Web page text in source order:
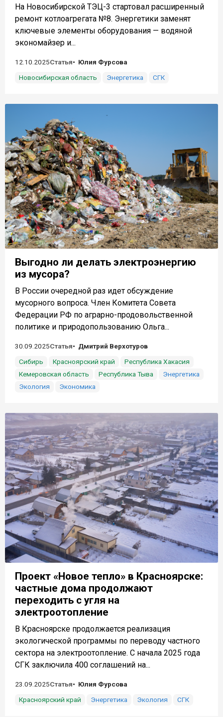
На Новосибирской ТЭЦ-3 стартовал расширенный
ремонт котлоагрегата №8. Энергетики заменят
ключевые элементы оборудования — водяной
экономайзер и...
12.10.2025Статья
Юлия Фурсова
Новосибирская область
Энергетика СГК
Выгодно ли делать электроэнергию
из мусора?
В России очередной раз идет обсуждение
мусорного вопроса. Член Комитета Совета
Федерации РФ по аграрно-продовольственной
политике и природопользованию Ольга...
30.09.2025Статья
Дмитрий Верхотуров
Сибирь
Красноярский край
Республика Хакасия
Кемеровская область
Республика Тыва
Энергетика
Экология
Экономика
Проект «Новое тепло» в Красноярске:
частные дома продолжают
переходить с угля на
электроотопление
В Красноярске продолжается реализация
экологической программы по переводу частного
сектора на электроотопление. С начала 2025 года
СГК заключила 400 соглашений на...
23.09.2025Статья
Юлия Фурсова
Красноярский край
Энергетика Экология СГК